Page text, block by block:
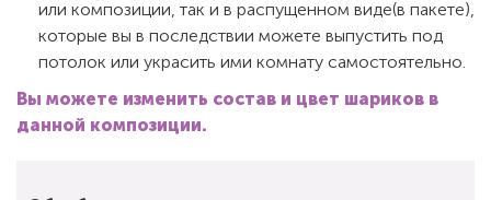
или композиции, так и в распущенном виде(в пакете),
которые вы в последствии можете выпустить под
потолок или украсить ими комнату самостоятельно.
Вы можете изменить состав и цвет шариков в
данной композиции.